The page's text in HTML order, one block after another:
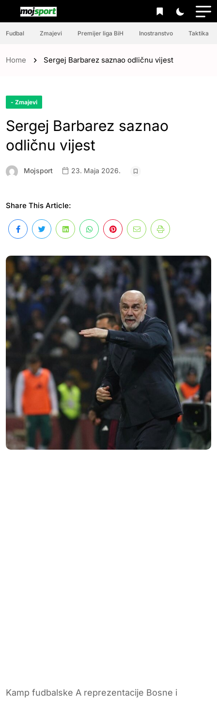
Fudbal Zmajevi Premijer liga BiH Inostranstvo Taktika
Home Sergej Barbarez saznao odličnu vijest
- Zmajevi
Sergej Barbarez saznao
odličnu vijest
Mojsport 23. Maja 2026.
Share This Article:
Kamp fudbalske A reprezentacije Bosne i